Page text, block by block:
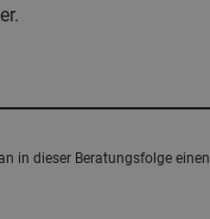
in dieser Beratungsfolge einen